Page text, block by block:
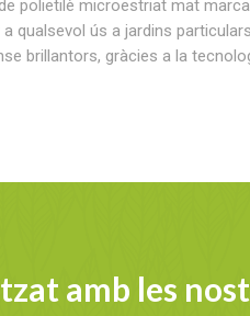
polietilè microestriat mat
qualsevol ús a jardins
brillantors, gràcies a la
amb les